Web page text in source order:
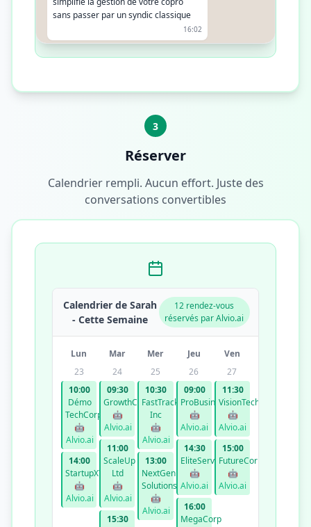
sans passer par un syndic classique
16:02
16:03
3
Réserver
Calendrier rempli. Aucun effort. Juste des
conversations convertibles
Calendrier de Sarah
- Cette Semaine
12 rendez-vous
réservés par Alvio.ai
Lun Mar Mer Jeu
Ven
23
10:00
Démo
TechCorp
🤖
Alvio.ai
14:00
StartupXYZ
🤖
Alvio.ai
24
09:30
GrowthCo
🤖
Alvio.ai
11:00
ScaleUp
Ltd
🤖
Alvio.ai
15:30
25
10:30
FastTrack
Inc
🤖
Alvio.ai
13:00
NextGen
Solutions
🤖
Alvio.ai
26
09:00
ProBusiness
🤖
Alvio.ai
14:30
EliteServices
🤖
Alvio.ai
16:00
MegaCorp
27
11:30
VisionTech
🤖
Alvio.ai
15:00
FutureCorp
🤖
Alvio.ai